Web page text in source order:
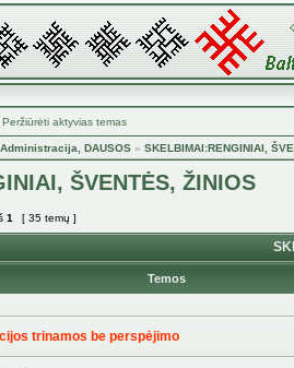
Peržiūrėti aktyvias temas
Administracija, DAUSOS » SKELBIMAI:RENGINIAI,
ŠVENTĖS, ŽINIOS
1 [ 35 temų ]
Temos
trinamos be perspėjimo